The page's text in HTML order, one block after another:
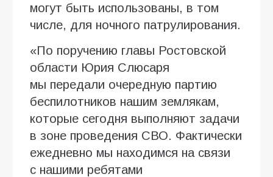
могут быть использованы, в том
числе, для ночного патрулирования.
«По поручению главы Ростовской
области Юрия Слюсаря
мы передали очередную партию
беспилотников нашим землякам,
которые сегодня выполняют задачи
в зоне проведения СВО. Фактически
ежедневно мы находимся на связи
с нашими ребятами